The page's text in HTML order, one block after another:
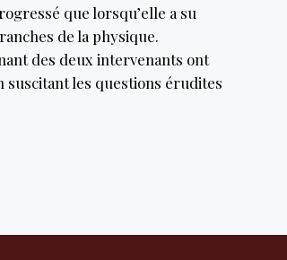
que lorsqu’elle a su
de la physique.
des deux intervenants ont
suscitant les questions érudites